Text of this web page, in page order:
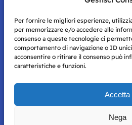
Per fornire le migliori esperienze,
per memorizzare e/o accedere alle
consenso a queste tecnologie ci
comportamento di navigazione o ID
acconsentire o ritirare il consenso può
caratteristiche e funzioni.
Accetta
Nega
tessera di Storie Campane,
e inviti ad eventi esclusivi!
Storie di Napoli è una testata registrata
per mero scopo didattico e informativo.